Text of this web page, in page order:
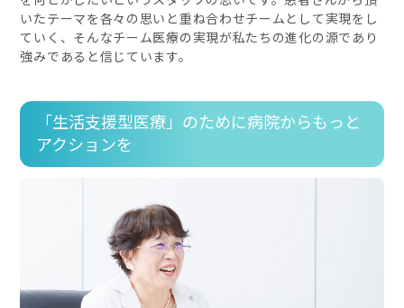
いたテーマを各々の思いと重ね合わせチームとして実現をし
ていく、そんなチーム医療の実現が私たちの進化の源であり
強みであると信じています。
「生活支援型医療」のために病院からもっと
アクションを